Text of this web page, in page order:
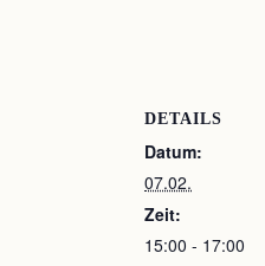
DETAILS
Datum:
07.02.
Zeit:
15:00 - 17:00